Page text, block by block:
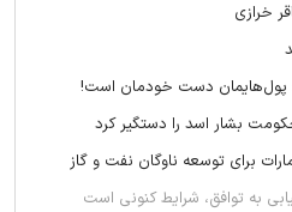
خرازی
پول‌هایمان دست خودمان است!
بشار اسد را دستگیر کرد
به توافق، شرایط کنونی است